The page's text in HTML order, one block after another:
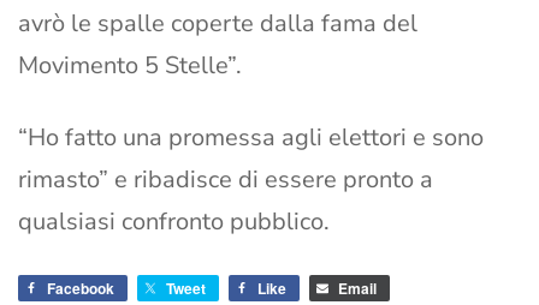
avrò le spalle coperte dalla fama del
Movimento 5 Stelle”.
“Ho fatto una promessa agli elettori e sono
rimasto” e ribadisce di essere pronto a
qualsiasi confronto pubblico.
Facebook Tweet Like Email